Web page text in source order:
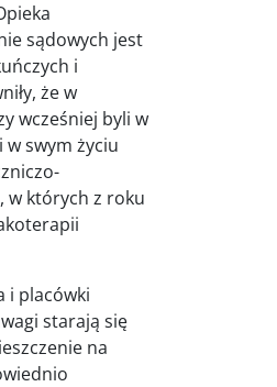
sądowych jest
i
że w
wcześniej byli w
swym życiu
w których z roku
i placówki
starają się
na